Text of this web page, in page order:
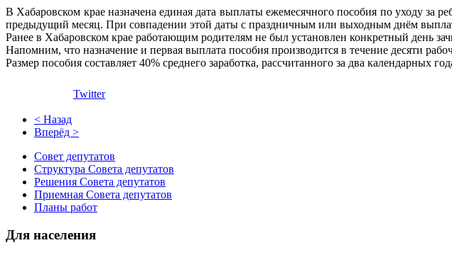
В Хабаровском крае назначена единая дата выплаты ежемесячного пособия по уходу за
предыдущий месяц. При совпадении этой даты с праздничным или выходным днём
Ранее в Хабаровском крае работающим родителям не был установлен конкретный день
Напомним, что назначение и первая выплата пособия производится в течение десяти
Размер пособия составляет 40% среднего заработка, рассчитанного за два календарных
Twitter
< Назад
Вперёд >
Совет депутатов
Структура Совета депутатов
Решения Совета депутатов
Приемная Совета депутатов
Планы работ
Для населения